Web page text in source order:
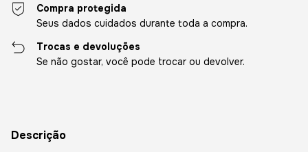
Compra protegida
Seus dados cuidados durante toda a compra.
Trocas e devoluções
Se não gostar, você pode trocar ou devolver.
Descrição